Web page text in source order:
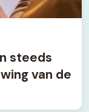
steeds
van de